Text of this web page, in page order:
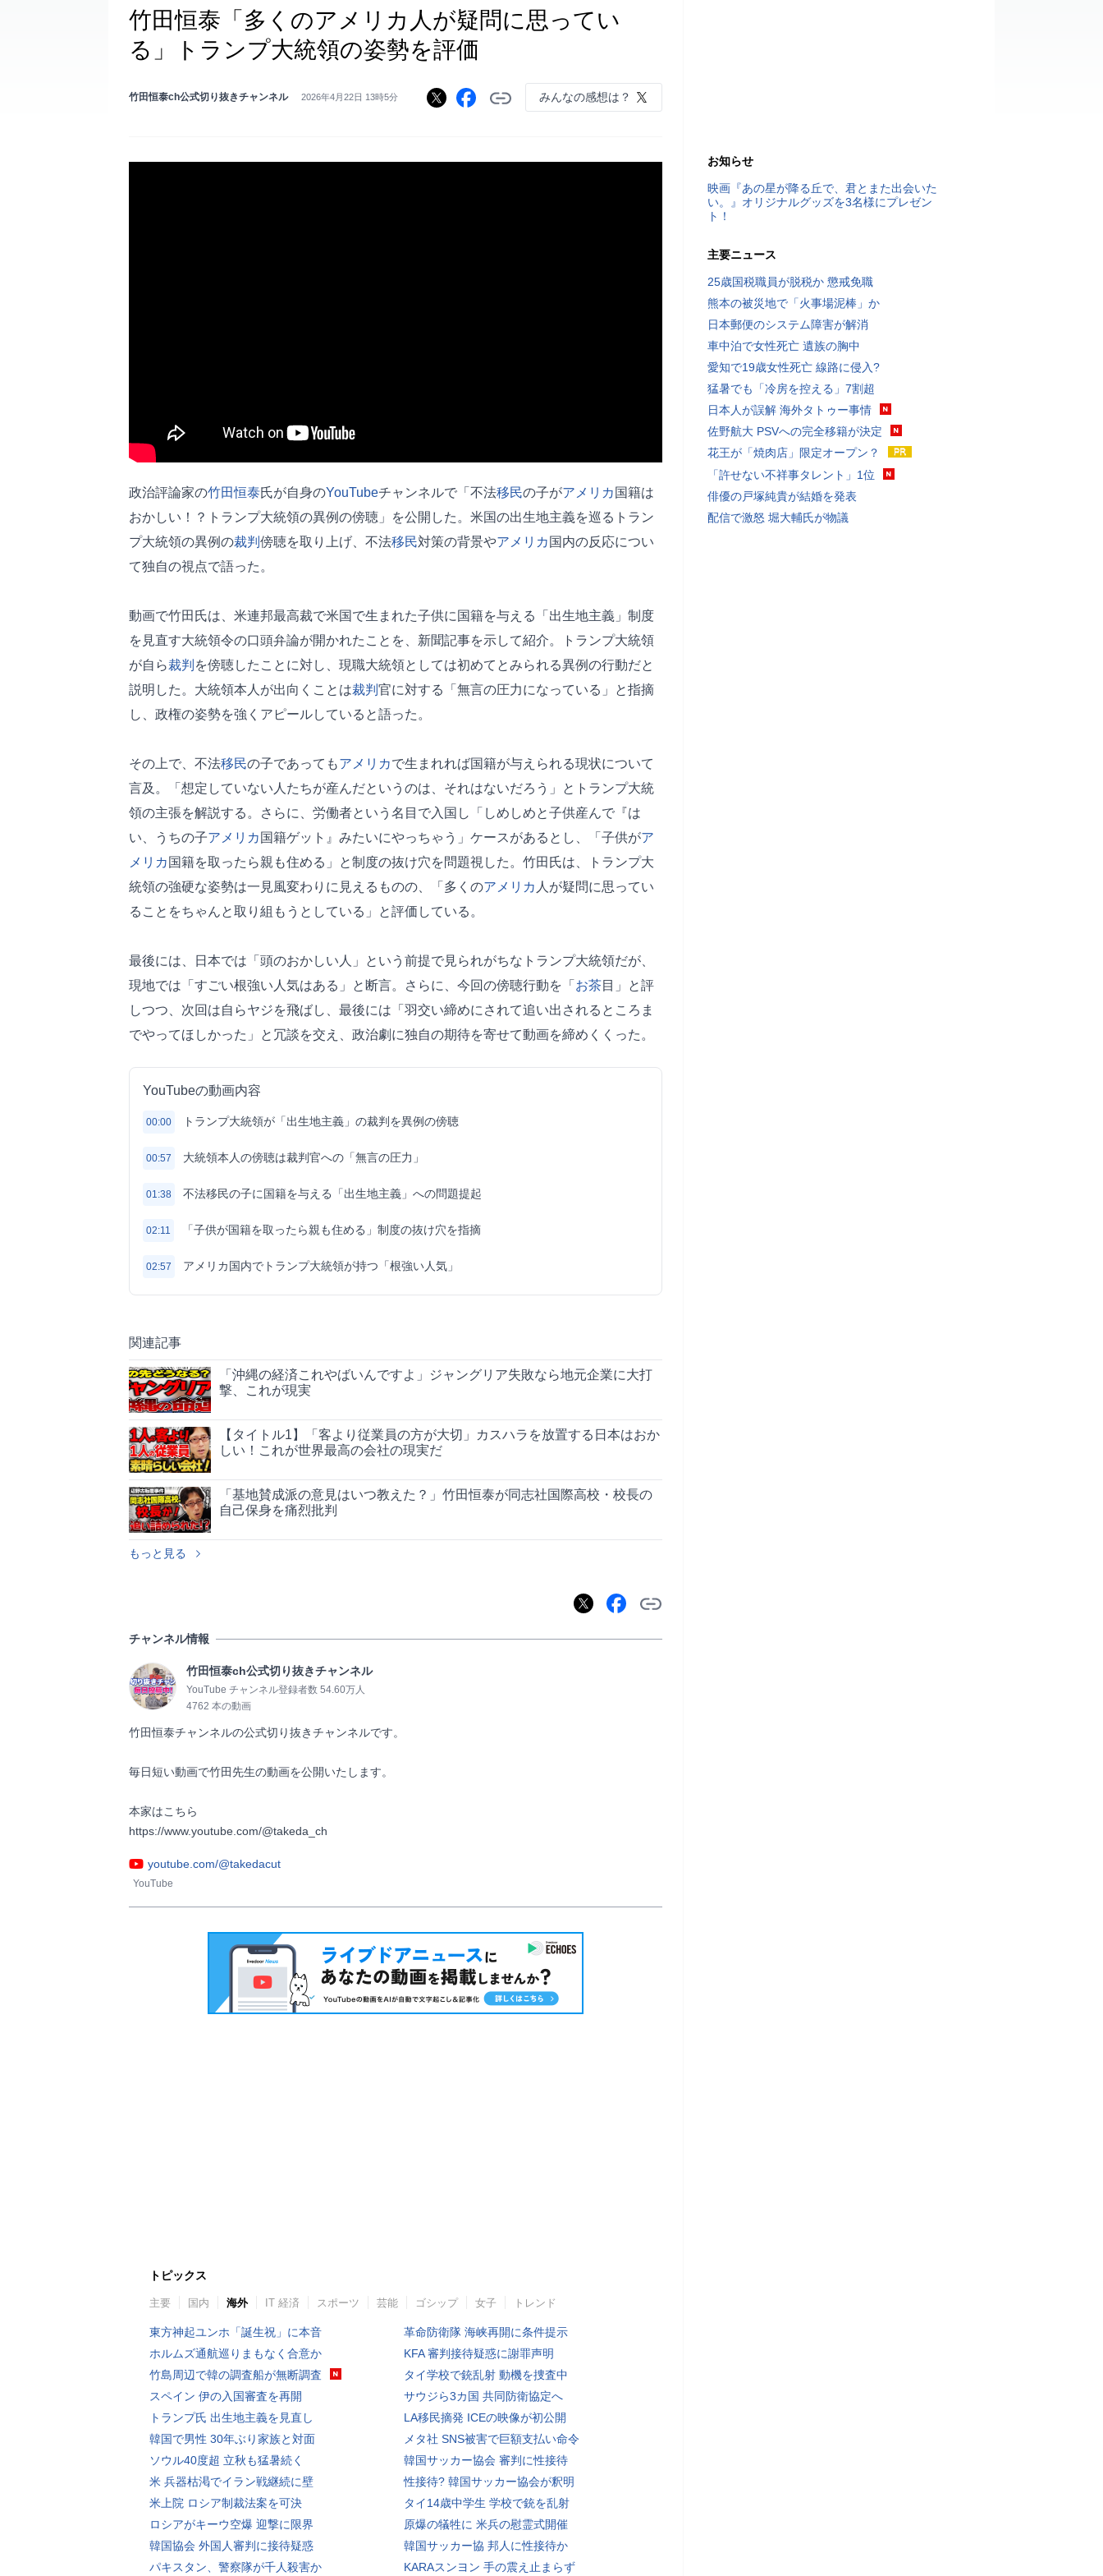
竹田恒泰「多くのアメリカ人が疑問に思ってい
る」トランプ大統領の姿勢を評価
竹田恒泰ch公式切り抜きチャンネル 2026年4月22日 13時5分 みんなの感想は？
政治評論家の竹田恒泰氏が自身のYouTubeチャンネルで「不法移民の子がアメリカ 国籍は
おかしい！？トランプ大統領の異例の傍聴」を公開した。米国の出生地主義を巡るトラン
プ大統領の異例の裁判 傍聴を取り上げ、不法移民対策の背景やアメリカ 国内の反応につい
て独自の視点で語った。
動画で竹田氏は、米連邦最高裁で米国で生まれた子供に国籍を与える「出生地主義」制度
を見直す大統領令の口頭弁論が開かれたことを、新聞記事を示して紹介。トランプ大統領
が自ら裁判 を傍聴したことに対し、現職大統領としては初めてとみられる異例の行動だと
説明した。大統領本人が出向くことは裁判 官に対する「無言の圧力になっている」と指摘
し、政権の姿勢を強くアピールしていると語った。
その上で、不法移民の子であってもアメリカで生まれれば国籍が与えられる現状について
言及。「想定していない人たちが産んだというのは、それはないだろう」とトランプ大統
領の主張を解説する。さらに、労働者という名目で入国し「しめしめと子供産んで『は
い、うちの子アメリカ 国籍ゲット』みたいにやっちゃう」ケースがあるとし、「子供がア
メリカ 国籍を取ったら親も住める」と制度の抜け穴を問題視した。竹田氏は、トランプ大
統領の強硬な姿勢は一見風変わりに見えるものの、「多くのアメリカ 人が疑問に思ってい
ることをちゃんと取り組もうとしている」と評価している。
最後には、日本では「頭のおかしい人」という前提で見られがちなトランプ大統領だが、
現地では「すごい根強い人気はある」と断言。さらに、今回の傍聴行動を「 お茶目」と評
しつつ、次回は自らヤジを飛ばし、最後には「羽交い締めにされて追い出されるところま
でやってほしかった」と冗談を交え、政治劇に独自の期待を寄せて動画を締めくくった。
YouTubeの動画内容
00:00 トランプ大統領が「出生地主義」の裁判を異例の傍聴
00:57 大統領本人の傍聴は裁判官への「無言の圧力」
01:38 不法移民の子に国籍を与える「出生地主義」への問題提起
02:11 「子供が国籍を取ったら親も住める」制度の抜け穴を指摘
02:57 アメリカ国内でトランプ大統領が持つ「根強い人気」
関連記事
「沖縄の経済これやばいんですよ」ジャングリア失敗なら地元企業に大打
撃、これが現実
【タイトル1】「客より従業員の方が大切」カスハラを放置する日本はおか
しい！これが世界最高の会社の現実だ
「基地賛成派の意見はいつ教えた？」竹田恒泰が同志社国際高校・校長の
自己保身を痛烈批判
もっと見る
チャンネル情報
竹田恒泰ch公式切り抜きチャンネル
YouTube チャンネル登録者数 54.60万人
4762 本の動画
竹田恒泰チャンネルの公式切り抜きチャンネルです。
毎日短い動画で竹田先生の動画を公開いたします。
本家はこちら
https://www.youtube.com/@takeda_ch
youtube.com/@takedacut
YouTube
トピックス
主要 国内 海外 IT 経済 スポーツ 芸能 ゴシップ 女子 トレンド
東方神起ユンホ「誕生祝」に本音
ホルムズ通航巡りまもなく合意か
竹島周辺で韓の調査船が無断調査
スペイン 伊の入国審査を再開
トランプ氏 出生地主義を見直し
韓国で男性 30年ぶり家族と対面
ソウル40度超 立秋も猛暑続く
米 兵器枯渇でイラン戦継続に壁
米上院 ロシア制裁法案を可決
ロシアがキーウ空爆 迎撃に限界
韓国協会 外国人審判に接待疑惑
パキスタン、警察隊が千人殺害か
革命防衛隊 海峡再開に条件提示
KFA 審判接待疑惑に謝罪声明
タイ学校で銃乱射 動機を捜査中
サウジら3カ国 共同防衛協定へ
LA移民摘発 ICEの映像が初公開
メタ社 SNS被害で巨額支払い命令
韓国サッカー協会 審判に性接待
性接待? 韓国サッカー協会が釈明
タイ14歳中学生 学校で銃を乱射
原爆の犠牲に 米兵の慰霊式開催
韓国サッカー協 邦人に性接待か
KARAスンヨン 手の震え止まらず
お知らせ
映画『あの星が降る丘で、君とまた出会いた
い。』オリジナルグッズを3名様にプレゼン
ト！
主要ニュース
25歳国税職員が脱税か 懲戒免職
熊本の被災地で「火事場泥棒」か
日本郵便のシステム障害が解消
車中泊で女性死亡 遺族の胸中
愛知で19歳女性死亡 線路に侵入?
猛暑でも「冷房を控える」7割超
日本人が誤解 海外タトゥー事情
佐野航大 PSVへの完全移籍が決定
花王が「焼肉店」限定オープン？
「許せない不祥事タレント」1位
俳優の戸塚純貴が結婚を発表
配信で激怒 堀大輔氏が物議